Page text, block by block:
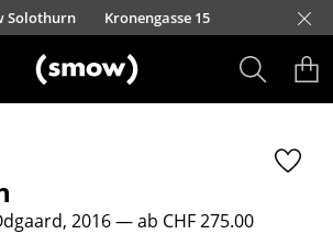
Solothurn Kronengasse 15
2016— ab CHF 275.00